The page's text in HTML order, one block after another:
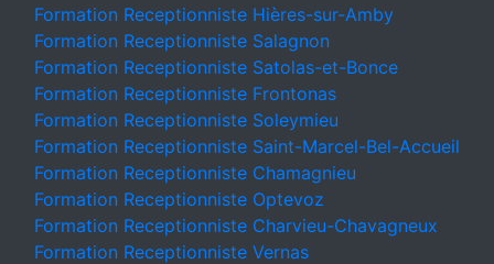
Formation Receptionniste Hières-sur-Amby
Formation Receptionniste Salagnon
Formation Receptionniste Satolas-et-Bonce
Formation Receptionniste Frontonas
Formation Receptionniste Soleymieu
Formation Receptionniste Saint-Marcel-Bel-Accueil
Formation Receptionniste Chamagnieu
Formation Receptionniste Optevoz
Formation Receptionniste Charvieu-Chavagneux
Formation Receptionniste Vernas